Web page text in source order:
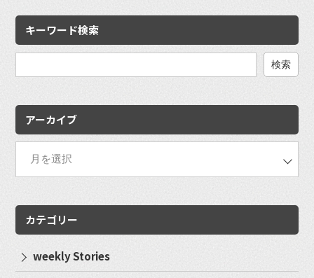
キーワード検索
アーカイブ
カテゴリー
weekly Stories